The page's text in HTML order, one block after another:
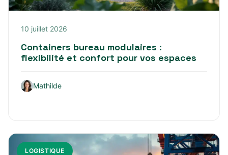
10 juillet 2026
Containers bureau modulaires :
flexibilité et confort pour vos espaces
Mathilde
LOGISTIQUE